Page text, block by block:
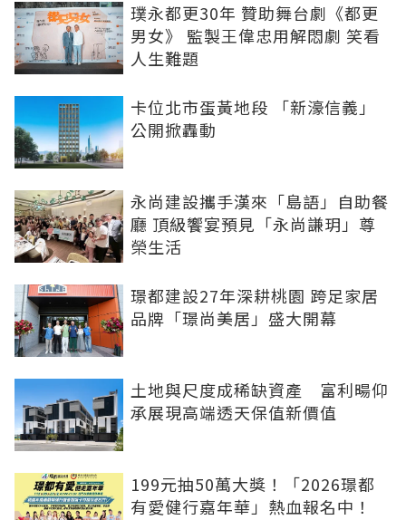
璞永都更30年 贊助舞台劇《都更
男女》 監製王偉忠用解悶劇 笑看
人生難題
卡位北市蛋黃地段 「新濠信義」
公開掀轟動
永尚建設攜手漢來「島語」自助餐
廳 頂級饗宴預見「永尚謙玥」尊
榮生活
璟都建設27年深耕桃園 跨足家居
品牌「璟尚美居」盛大開幕
土地與尺度成稀缺資產 富利暘仰
承展現高端透天保值新價值
199元抽50萬大獎！「2026璟都
有愛健行嘉年華」熱血報名中！